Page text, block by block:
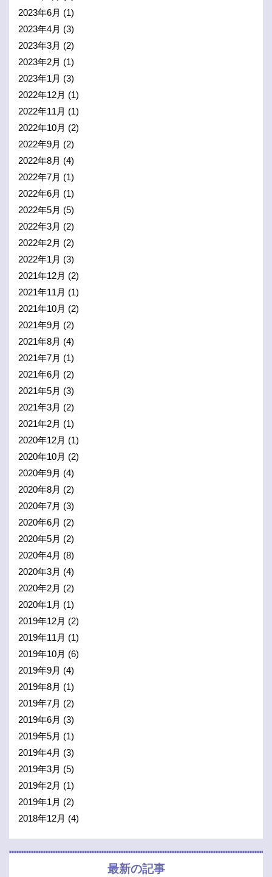
2023年6月 (1)
2023年4月 (3)
2023年3月 (2)
2023年2月 (1)
2023年1月 (3)
2022年12月 (1)
2022年11月 (1)
2022年10月 (2)
2022年9月 (2)
2022年8月 (4)
2022年7月 (1)
2022年6月 (1)
2022年5月 (5)
2022年3月 (2)
2022年2月 (2)
2022年1月 (3)
2021年12月 (2)
2021年11月 (1)
2021年10月 (2)
2021年9月 (2)
2021年8月 (4)
2021年7月 (1)
2021年6月 (2)
2021年5月 (3)
2021年3月 (2)
2021年2月 (1)
2020年12月 (1)
2020年10月 (2)
2020年9月 (4)
2020年8月 (2)
2020年7月 (3)
2020年6月 (2)
2020年5月 (2)
2020年4月 (8)
2020年3月 (4)
2020年2月 (2)
2020年1月 (1)
2019年12月 (2)
2019年11月 (1)
2019年10月 (6)
2019年9月 (4)
2019年8月 (1)
2019年7月 (2)
2019年6月 (3)
2019年5月 (1)
2019年4月 (3)
2019年3月 (5)
2019年2月 (1)
2019年1月 (2)
2018年12月 (4)
最新の記事